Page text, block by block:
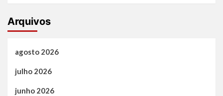
Arquivos
agosto 2026
julho 2026
junho 2026